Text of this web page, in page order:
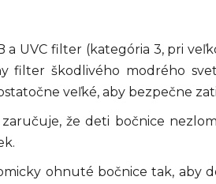
UVC filter (kategória 3, pri
filter škodlivého modrého
veľké, aby bezpečne
že deti bočnice
ohnuté bočnice tak, aby